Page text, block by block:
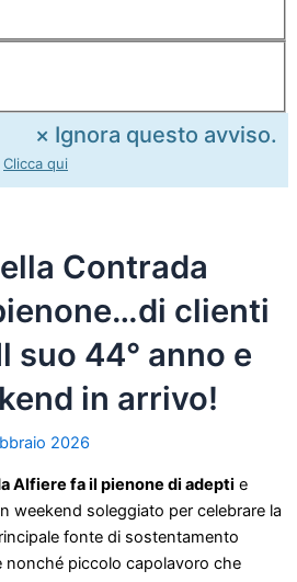
Clicca qui
× Ignora questo avviso.
Contrada
clienti
suo 44° anno e
in arrivo!
2026
Alfiere fa il pienone di adepti e
weekend soleggiato per celebrare la
fonte di sostentamento
nonché piccolo capolavoro che